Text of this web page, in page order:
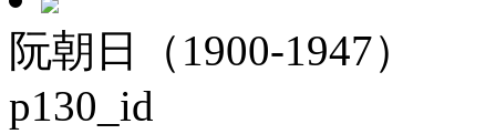
阮朝日（1900-1947）
p130_id